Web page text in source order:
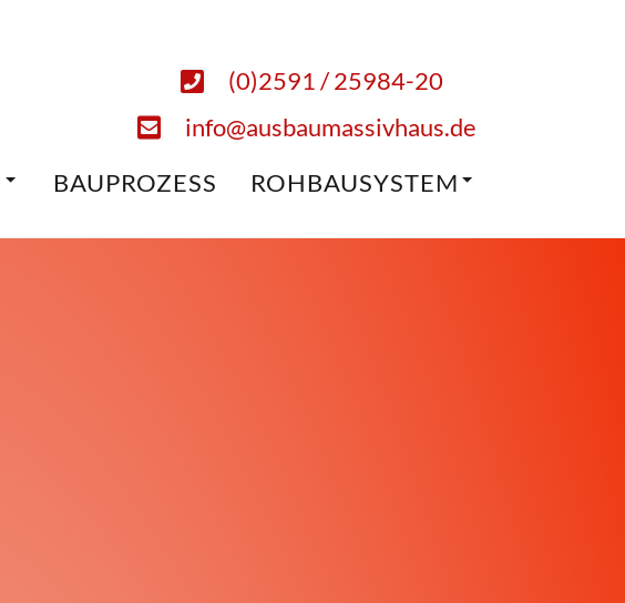
(0)2591 / 25984-20
info@ausbaumassivhaus.de
BAUPROZESS ROHBAUSYSTEM